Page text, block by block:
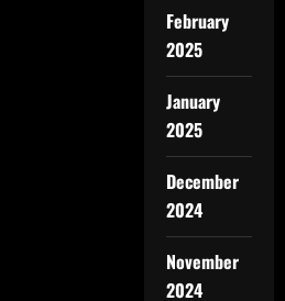
February
2025
January
2025
December
2024
November
2024